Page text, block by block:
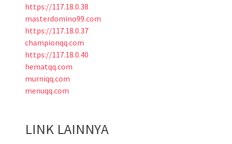
https://117.18.0.38
masterdomino99.com
https://117.18.0.37
championqq.com
https://117.18.0.40
hematqq.com
murniqq.com
menuqq.com
LINK LAINNYA